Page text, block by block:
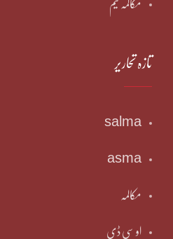
مکالمہ ٹیم
تازہ تحاریر
salma
asma
مکالمہ
او سی ڈی